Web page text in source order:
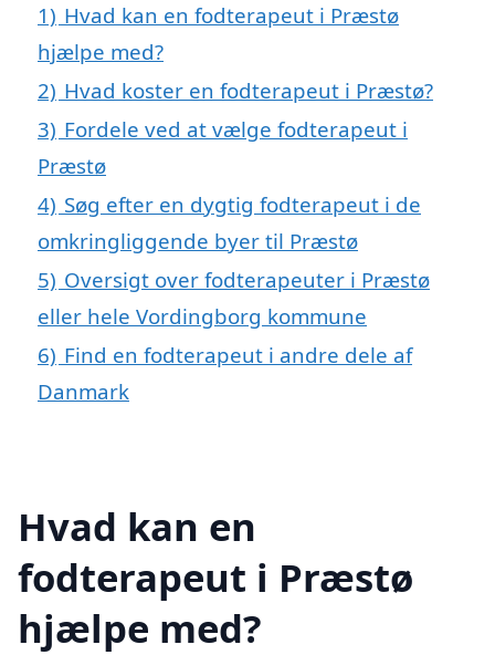
1) Hvad kan en fodterapeut i Præstø
hjælpe med?
2) Hvad koster en fodterapeut i Præstø?
3) Fordele ved at vælge fodterapeut i
Præstø
4) Søg efter en dygtig fodterapeut i de
omkringliggende byer til Præstø
5) Oversigt over fodterapeuter i Præstø
eller hele Vordingborg kommune
6) Find en fodterapeut i andre dele af
Danmark
Hvad kan en
fodterapeut i Præstø
hjælpe med?